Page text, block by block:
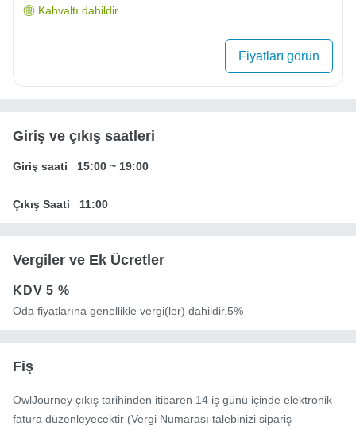
Kahvaltı dahildir.
Fiyatları görün
Giriş ve çıkış saatleri
Giriş saati 15:00 ~ 19:00
Çıkış Saati 11:00
Vergiler ve Ek Ücretler
KDV5 %
Oda fiyatlarına genellikle vergi(ler) dahildir.5%
Fiş
OwlJourney çıkış tarihinden itibaren 14 iş günü içinde elektronik
fatura düzenleyecektir (Vergi Numarası talebinizi sipariş